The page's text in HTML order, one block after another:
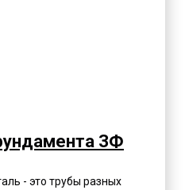
ЗФ
- это трубы разных